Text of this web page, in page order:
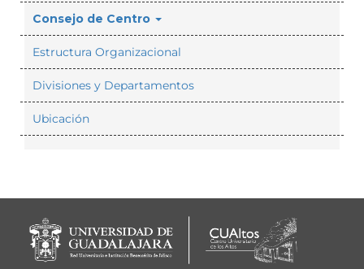
Consejo de Centro
Estructura Organizacional
Divisiones y Departamentos
Ubicación